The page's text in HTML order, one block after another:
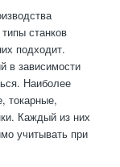
станков
подходит.
в зависимости
Наиболее
токарные,
Каждый из них
учитывать при